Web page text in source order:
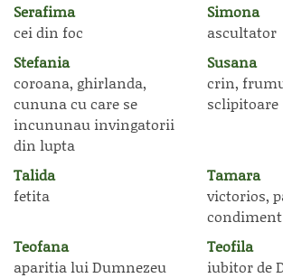
Serafima
cei din foc
Simona
ascultator
Stefania
coroana, ghirlanda,
cununa cu care se
incununau invingatorii
din lupta
Susana
crin,
sclipitoare
Talida
fetita
Tamara
victorios,
condiment
Teofana
aparitia lui Dumnezeu
Teofila
iubitor de